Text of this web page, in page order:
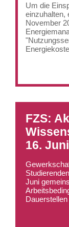
Um die
einzuhalten,
November
FZS:
16. Juni
Juni